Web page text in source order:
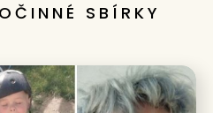
SBÍRKY